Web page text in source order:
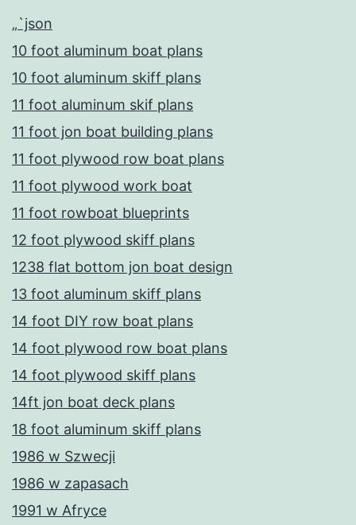
„`json
10 foot aluminum boat plans
10 foot aluminum skiff plans
11 foot aluminum skif plans
11 foot jon boat building plans
11 foot plywood row boat plans
11 foot plywood work boat
11 foot rowboat blueprints
12 foot plywood skiff plans
1238 flat bottom jon boat design
13 foot aluminum skiff plans
14 foot DIY row boat plans
14 foot plywood row boat plans
14 foot plywood skiff plans
14ft jon boat deck plans
18 foot aluminum skiff plans
1986 w Szwecji
1986 w zapasach
1991 w Afryce